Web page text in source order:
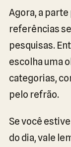
Agora, a
referências
pesquisas.
escolha uma
categorias,
pelo refrão.
Se você
do dia, vale